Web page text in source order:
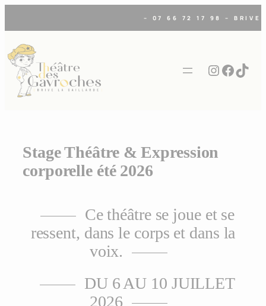
contenu
– 07 66 72 17 98 – BRIVE
Stage Théâtre & Expression
corporelle été 2026
Ce théâtre se joue et se
ressent, dans le corps et dans la
voix.
DU 6 AU 10 JUILLET
2026